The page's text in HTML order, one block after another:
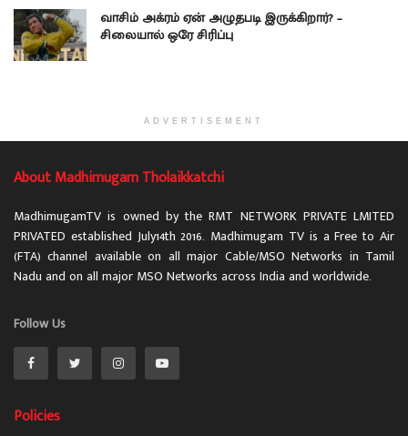
வாசிம் அக்ரம் ஏன் அழுதபடி இருக்கிறார்? –
சிலையால் ஒரே சிரிப்பு
ADVERTISEMENT
About Madhimugam Tholaikkatchi
MadhimugamTV is owned by the RMT NETWORK PRIVATE LMITED
PRIVATED established July14th 2016. Madhimugam TV is a Free to Air
(FTA) channel available on all major Cable/MSO Networks in Tamil
Nadu and on all major MSO Networks across India and worldwide.
Follow Us
Policies